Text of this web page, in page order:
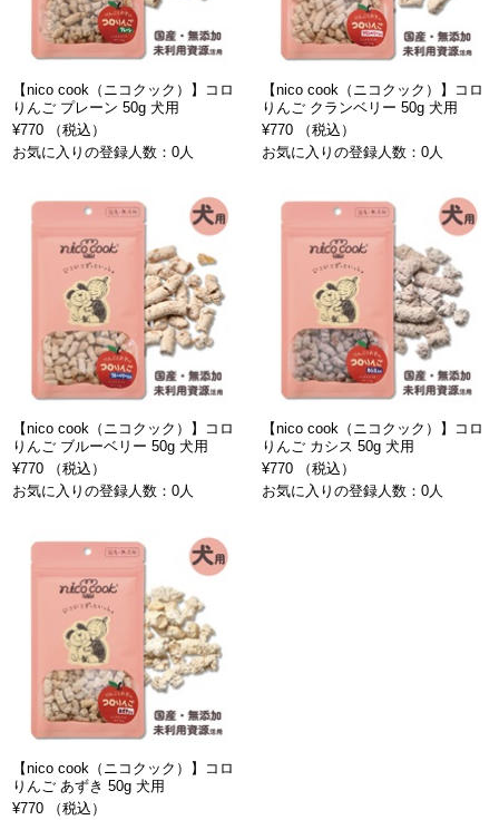
【nico cook（ニコクック）】コロ
りんご プレーン 50g 犬用
¥770 （税込）
お気に入りの登録人数：0人
【nico cook（ニコクック）】コロ
りんご クランベリー 50g 犬用
¥770 （税込）
お気に入りの登録人数：0人
【nico cook（ニコクック）】コロ
りんご ブルーベリー 50g 犬用
¥770 （税込）
お気に入りの登録人数：0人
【nico cook（ニコクック）】コロ
りんご カシス 50g 犬用
¥770 （税込）
お気に入りの登録人数：0人
【nico cook（ニコクック）】コロ
りんご あずき 50g 犬用
¥770 （税込）